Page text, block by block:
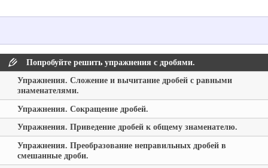
Попробуйте решить упражнения с дробями.
Упражнения. Сложение и вычитание дробей с равными
знаменателями.
Упражнения. Сокращение дробей.
Упражнения. Приведение дробей к общему знаменателю.
Упражнения. Преобразование неправильных дробей в
смешанные дроби.